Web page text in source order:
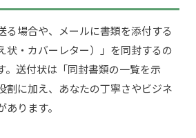
場合や、メールに書類を添付する
状・カバーレター）」を同封するの
。送付状は「同封書類の一覧を示
割に加え、あなたの丁寧さやビジネ
ります。